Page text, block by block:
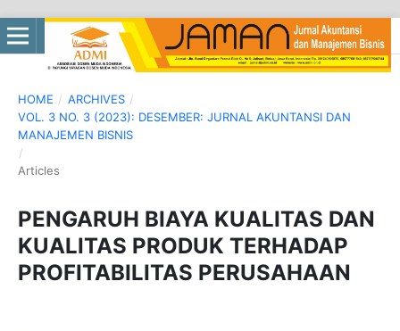
HOME / ARCHIVES /
VOL. 3 NO. 3 (2023): DESEMBER: JURNAL AKUNTANSI DAN
MANAJEMEN BISNIS
/
Articles
PENGARUH BIAYA KUALITAS DAN
KUALITAS PRODUK TERHADAP
PROFITABILITAS PERUSAHAAN